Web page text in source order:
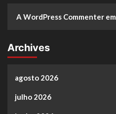
A WordPress Commenter em
Archives
agosto 2026
julho 2026